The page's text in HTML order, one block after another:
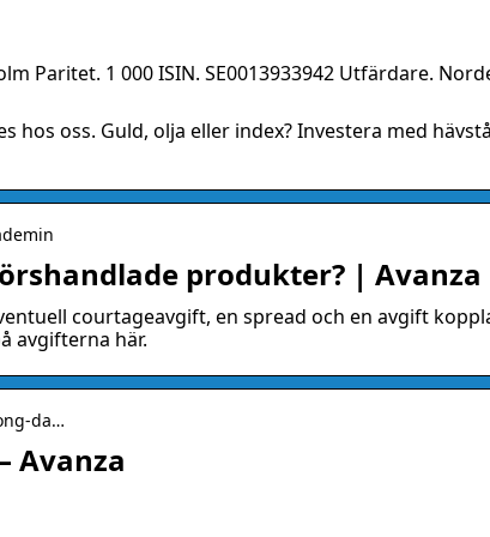
Paritet. 1 000 ISIN. SE0013933942 Utfärdare.
hos oss. Guld, olja eller index? Investera med
produkter? | Avanza
courtageavgift, en spread och en avgift
avgifterna här.
da…
Avanza